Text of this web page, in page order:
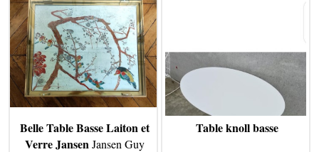
Belle Table Basse Laiton et
Verre JansenJansen Guy
Table knoll basse